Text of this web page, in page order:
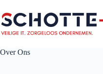
naar
de
inhoud
Over Ons